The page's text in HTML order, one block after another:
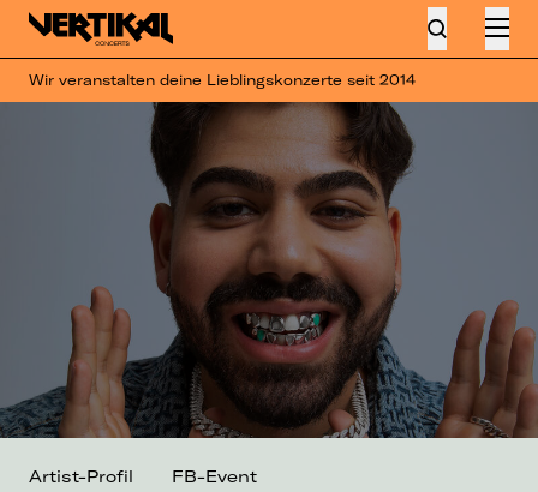
Wir veranstalten deine Lieblingskonzerte seit 2014
Artist-Profil FB-Event